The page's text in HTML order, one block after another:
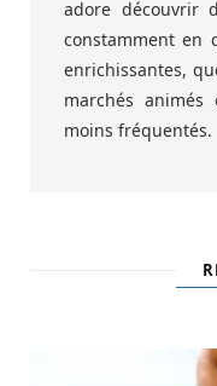
adore découvrir
constamment en
enrichissantes,
marchés
moins fréquentés.